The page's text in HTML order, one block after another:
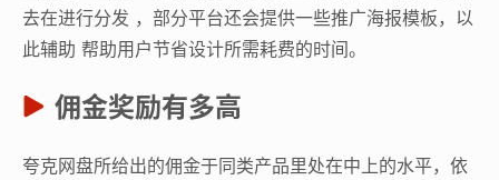
去在进行分发 ，部分平台还会提供一些推广海报模板，以
此辅助 帮助用户节省设计所需耗费的时间。
佣金奖励有多高
夸克网盘所给出的佣金于同类产品里处在中上的水平，依